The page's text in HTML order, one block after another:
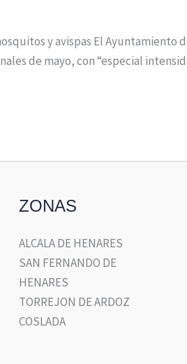
y avispas El Ayuntamiento
de mayo, con “especial
ZONAS
ALCALA DE HENARES
SAN FERNANDO DE
HENARES
TORREJON DE ARDOZ
COSLADA